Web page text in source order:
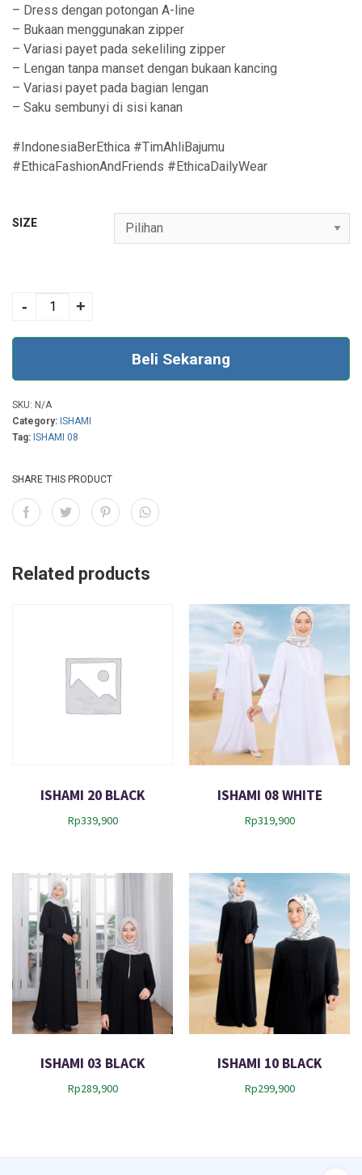
– Dress dengan potongan A-line
– Bukaan menggunakan zipper
– Variasi payet pada sekeliling zipper
– Lengan tanpa manset dengan bukaan kancing
– Variasi payet pada bagian lengan
– Saku sembunyi di sisi kanan
#IndonesiaBerEthica #TimAhliBajumu
#EthicaFashionAndFriends #EthicaDailyWear
SIZE
quantity
- +
Beli Sekarang
SKU: N/A
Category: ISHAMI
Tag: ISHAMI 08
SHARE THIS PRODUCT
Related products
ISHAMI 20 BLACK
Rp339,900
ISHAMI 08 WHITE
Rp319,900
ISHAMI 03 BLACK
Rp289,900
ISHAMI 10 BLACK
Rp299,900